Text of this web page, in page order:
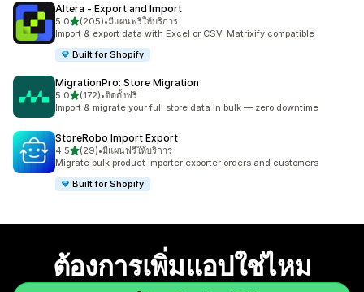
Altera ‑ Export and Import
5.0เต็ม 5 ดาว
(205)
ทั้งหมด 205 รีวิว
•มีแผนฟรีให้บริการ
Import & export data with Excel or CSV. Matrixify compatible
Built for Shopify
MigrationPro: Store Migration
5.0เต็ม 5 ดาว
(172)
ทั้งหมด 172 รีวิว
•ติดตั้งฟรี
Import & migrate your full store data in bulk — zero downtime
StoreRobo Import Export
4.5เต็ม 5 ดาว
(29)
ทั้งหมด 29 รีวิว
•มีแผนฟรีให้บริการ
Migrate bulk product importer exporter orders and customers
Built for Shopify
ต้องการเพิ่มแอปใช่ไหม